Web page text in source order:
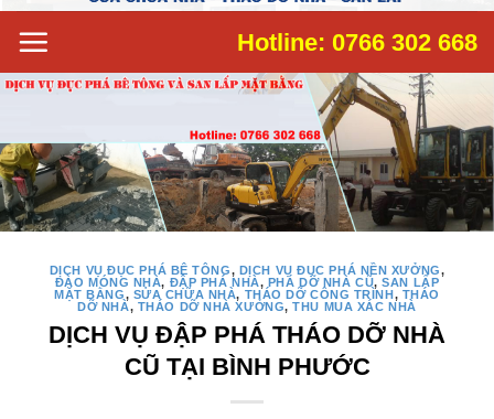
Hotline: 0766 302 668
DỊCH VỤ ĐỤC PHÁ BÊ TÔNG ,DỊCH VỤ ĐỤC PHÁ NỀN XƯỞNG ,
ĐÀO MÓNG NHÀ,ĐẬP PHÁ NHÀ,PHÁ DỠ NHÀ CŨ,SAN LẤP
MẶT BẰNG, SỬA CHỮA NHÀ,THÁO DỠ CÔNG TRÌNH,THÁO
, ,
DỊCH VỤ ĐẬP PHÁ THÁO DỠ NHÀ
CŨ TẠI BÌNH PHƯỚC